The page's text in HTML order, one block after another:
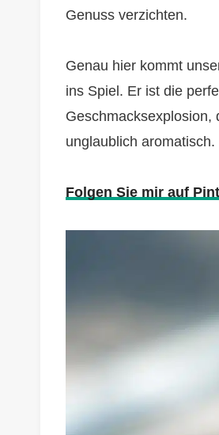
Genuss verzichten.
Genau hier kommt
ins Spiel. Er ist die
Geschmacksexplosion,
unglaublich aromatisch.
Folgen Sie mir auf